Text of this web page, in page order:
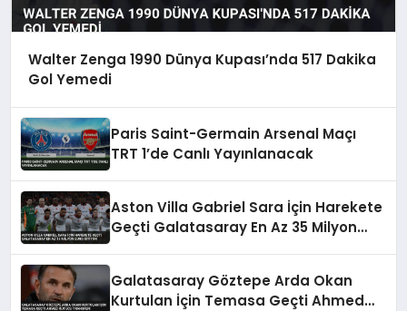
Walter Zenga 1990 Dünya Kupası’nda 517 Dakika
Gol Yemedi
Paris Saint-Germain Arsenal Maçı
TRT 1’de Canlı Yayınlanacak
Aston Villa Gabriel Sara İçin Harekete
Geçti Galatasaray En Az 35 Milyon
Galatasaray Göztepe Arda Okan
Kurtulan İçin Temasa Geçti Ahmed